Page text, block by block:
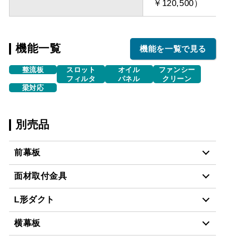
￥120,500）
機能一覧 機能を一覧で見る
整流板
スロット
フィルタ
オイル
パネル
ファンシー
クリーン
梁対応
別売品
前幕板
MP-904 BK ¥7,150（税抜価格 ￥
MP-904 W ¥7,150（税抜価格 ￥
面材取付金具
MP-MTKU-60 BK ¥7,150（税抜価格 ￥
L形ダクト
横幕板